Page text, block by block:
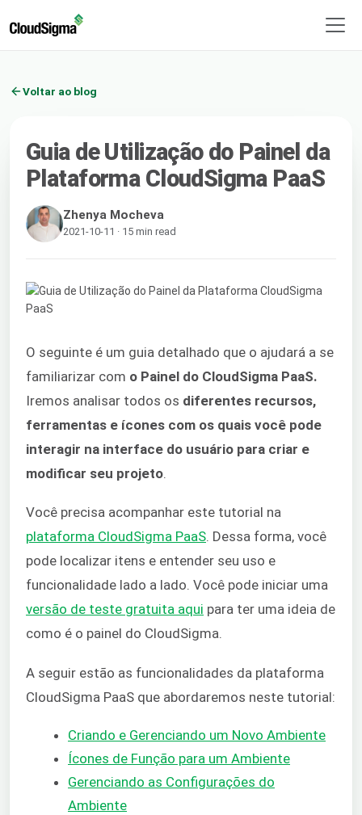
Voltar ao blog
Guia de Utilização do Painel da
Plataforma CloudSigma PaaS
Zhenya Mocheva
2021-10-11 · 15 min read
O seguinte é um guia detalhado que o ajudará a se
familiarizar com o Painel do CloudSigma PaaS.
Iremos analisar todos os diferentes recursos,
ferramentas e ícones com os quais você pode
interagir na interface do usuário para criar e
modificar seu projeto
Você precisa acompanhar este tutorial na
plataforma CloudSigma PaaS. Dessa forma, você
pode localizar itens e entender seu uso e
funcionalidade lado a lado. Você pode iniciar uma
versão de teste gratuita aqui para ter uma ideia de
como é o painel do CloudSigma.
A seguir estão as funcionalidades da plataforma
CloudSigma PaaS que abordaremos neste tutorial:
Criando e Gerenciando um Novo Ambiente
Ícones de Função para um Ambiente
Gerenciando as Configurações do
Ambiente